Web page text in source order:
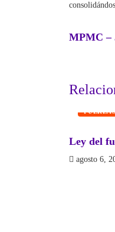
MPMC –
Ley del
agosto 6,